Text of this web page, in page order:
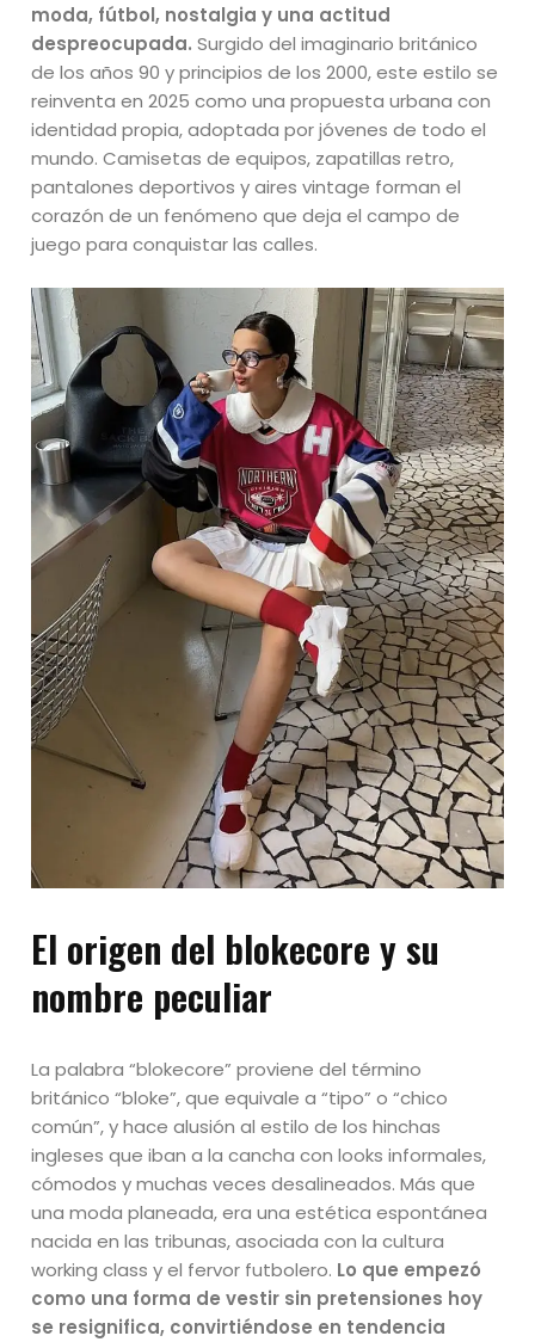
moda, fútbol, nostalgia y una actitud
despreocupada. Surgido del imaginario británico
de los años 90 y principios de los 2000, este estilo se
reinventa en 2025 como una propuesta urbana con
identidad propia, adoptada por jóvenes de todo el
mundo. Camisetas de equipos, zapatillas retro,
pantalones deportivos y aires vintage forman el
corazón de un fenómeno que deja el campo de
juego para conquistar las calles.
El origen del blokecore y su
nombre peculiar
La palabra “blokecore” proviene del término
británico “bloke”, que equivale a “tipo” o “chico
común”, y hace alusión al estilo de los hinchas
ingleses que iban a la cancha con looks informales,
cómodos y muchas veces desalineados. Más que
una moda planeada, era una estética espontánea
nacida en las tribunas, asociada con la cultura
working class y el fervor futbolero. Lo que empezó
como una forma de vestir sin pretensiones hoy
se resignifica, convirtiéndose en tendencia